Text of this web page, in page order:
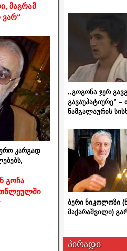
მაგრამ
ვარ“
კარგად
გოჩა
_
,,გოგონა ჯერ
გავაუპატიურე” –
ნამგალაურის
ბერი ნიკოლოზი
მაქარაშვილი)
პირადი